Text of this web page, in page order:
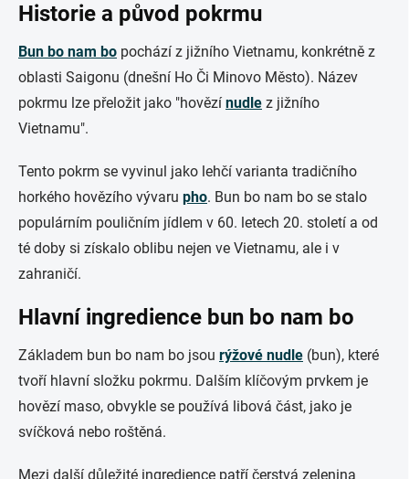
Historie a původ pokrmu
Bun bo nam bo pochází z jižního Vietnamu, konkrétně z
oblasti Saigonu (dnešní Ho Či Minovo Město). Název
pokrmu lze přeložit jako "hovězí nudle z jižního
Vietnamu".
Tento pokrm se vyvinul jako lehčí varianta tradičního
horkého hovězího vývaru pho. Bun bo nam bo se stalo
populárním pouličním jídlem v 60. letech 20. století a od
té doby si získalo oblibu nejen ve Vietnamu, ale i v
zahraničí.
Hlavní ingredience bun bo nam bo
Základem bun bo nam bo jsou rýžové nudle (bun), které
tvoří hlavní složku pokrmu. Dalším klíčovým prvkem je
hovězí maso, obvykle se používá libová část, jako je
svíčková nebo roštěná.
Mezi další důležité ingredience patří čerstvá zelenina